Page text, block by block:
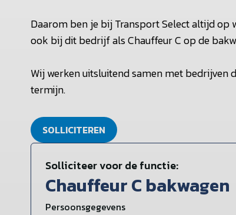
Daarom ben je bij Transport Select altijd op
ook bij dit bedrijf als Chauffeur C op de
Wij werken uitsluitend samen met bedrijven
termijn.
SOLLICITEREN
Solliciteer voor de functie:
Chauffeur C bakwagen
Persoonsgegevens